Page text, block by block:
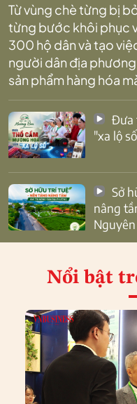
Từ vùng chè từng bị
từng bước khôi phục
300 hộ dân và tạo
người dân địa
sản phẩm hàng hóa
"xa lộ
nâng
Nguyên
Nổi bật